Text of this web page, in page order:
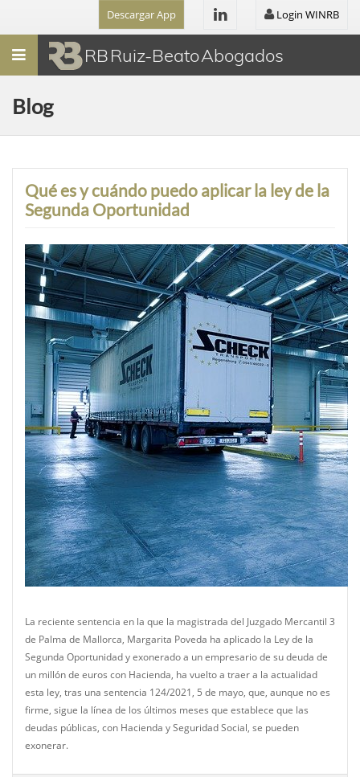
Descargar App Login WINRB
Menú RB Ruiz-Beato Abogados
Blog
Qué es y cuándo puedo aplicar la ley de la
Segunda Oportunidad
La reciente sentencia en la que la magistrada del Juzgado Mercantil 3
de Palma de Mallorca, Margarita Poveda ha aplicado la Ley de la
Segunda Oportunidad y exonerado a un empresario de su deuda de
un millón de euros con Hacienda, ha vuelto a traer a la actualidad
esta ley, tras una sentencia 124/2021, 5 de mayo, que, aunque no es
firme, sigue la línea de los últimos meses que establece que las
deudas públicas, con Hacienda y Seguridad Social, se pueden
exonerar.